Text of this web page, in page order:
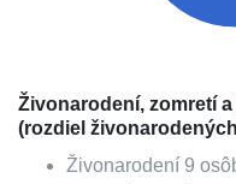
Živonarodení, zomretí
(rozdiel
Živonarodení 9